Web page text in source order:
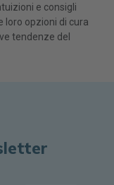
e consigli
loro opzioni di cura
tendenze del